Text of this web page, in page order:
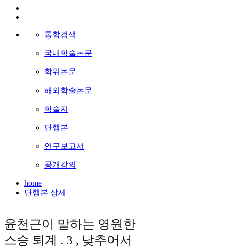
통합검색
국내학술논문
학위논문
해외학술논문
학술지
단행본
연구보고서
공개강의
home
단행본 상세
윤천근이 말하는 영원한
스승 퇴계 . 3 , 낮추어서